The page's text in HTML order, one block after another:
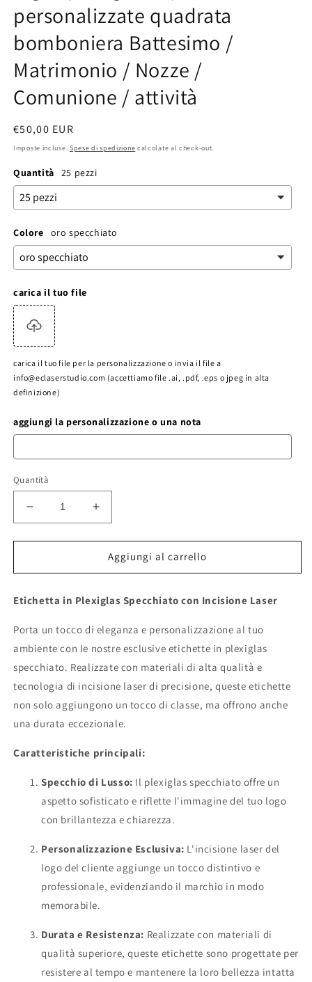
personalizzate quadrata
bomboniera Battesimo /
Matrimonio / Nozze /
Comunione / attività
Prezzo
di
€50,00 EUR
Imposte incluse. Spese di spedizione calcolate al check-out.
Quantità 25 pezzi
Colore oro specchiato
carica il tuo file
carica il tuo file per la personalizzazione o invia il file a
info@eclaserstudio.com (accettiamo file .ai, .pdf, .eps o jpeg in alta
definizione)
aggiungi la personalizzazione o una nota
Quantità
Diminuisci
quantità
per
in
targhette
in
plexiglass
oro
personalizzate
quadrata
bomboniera
Battesimo
Matrimonio
/
Nozze
Comunione
attività
Aumenta
quantità
per
etichetta
in
targhette
in
plexiglass
oro
personalizzate
quadrata
bomboniera
Battesimo
Matrimonio
/
Nozze
/
Comunione
attività
Aggiungi al carrello
Etichetta in Plexiglas Specchiato con Incisione Laser
Porta un tocco di eleganza e personalizzazione al tuo
ambiente con le nostre esclusive etichette in plexiglas
specchiato. Realizzate con materiali di alta qualità e
tecnologia di incisione laser di precisione, queste etichette
non solo aggiungono un tocco di classe, ma offrono anche
una durata eccezionale.
Caratteristiche principali:
Specchio di Lusso: Il plexiglas specchiato offre un
aspetto sofisticato e riflette l'immagine del tuo logo
con brillantezza e chiarezza.
Personalizzazione Esclusiva: L'incisione laser del
logo del cliente aggiunge un tocco distintivo e
professionale, evidenziando il marchio in modo
memorabile.
Durata e Resistenza: Realizzate con materiali di
qualità superiore, queste etichette sono progettate per
resistere al tempo e mantenere la loro bellezza intatta